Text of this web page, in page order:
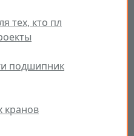
тех, кто пл
подшипник
кранов